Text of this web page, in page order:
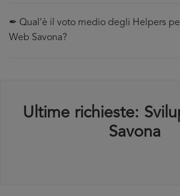
✒ Qual’è il voto medio degli Helpers
Web Savona?
Ultime richieste:
Savona